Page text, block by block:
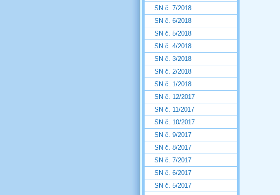
SN č. 7/2018
SN č. 6/2018
SN č. 5/2018
SN č. 4/2018
SN č. 3/2018
SN č. 2/2018
SN č. 1/2018
SN č. 12/2017
SN č. 11/2017
SN č. 10/2017
SN č. 9/2017
SN č. 8/2017
SN č. 7/2017
SN č. 6/2017
SN č. 5/2017